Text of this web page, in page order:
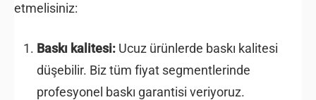
etmelisiniz:
Baskı kalitesi: Ucuz ürünlerde baskı kalitesi
düşebilir. Biz tüm fiyat segmentlerinde
profesyonel baskı garantisi veriyoruz.